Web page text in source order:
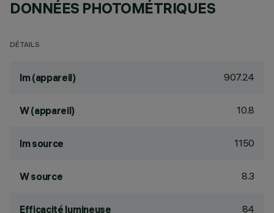
DONNÉES PHOTOMÉTRIQUES
DÉTAILS
lm (appareil) 907.24
W (appareil) 10.8
lm source 1150
W source 8.3
Efficacité lumineuse 84